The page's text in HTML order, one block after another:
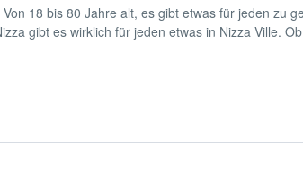
18 bis 80 Jahre alt, es gibt etwas für jeden zu
gibt es wirklich für jeden etwas in Nizza Ville.